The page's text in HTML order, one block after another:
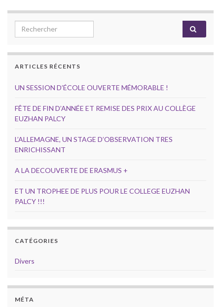
Search for:
ARTICLES RÉCENTS
UN SESSION D’ÉCOLE OUVERTE MÉMORABLE !
FÊTE DE FIN D’ANNÉE ET REMISE DES PRIX AU COLLÈGE
EUZHAN PALCY
L’ALLEMAGNE, UN STAGE D’OBSERVATION TRES
ENRICHISSANT
A LA DECOUVERTE DE ERASMUS +
ET UN TROPHEE DE PLUS POUR LE COLLEGE EUZHAN
PALCY !!!
CATÉGORIES
Divers
MÉTA